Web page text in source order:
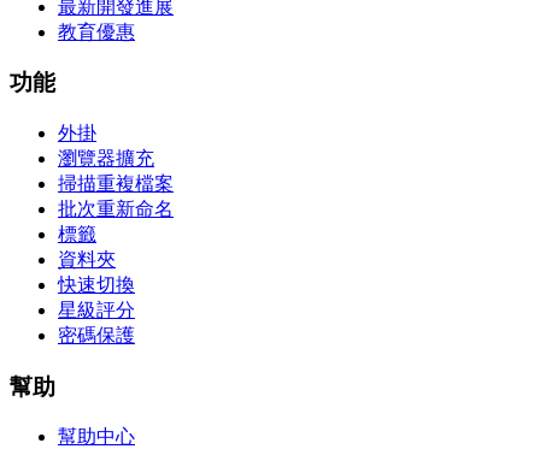
最新開發進展
教育優惠
功能
外掛
瀏覽器擴充
掃描重複檔案
批次重新命名
標籤
資料夾
快速切換
星級評分
密碼保護
幫助
幫助中心